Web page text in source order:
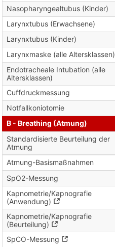
Nasopharyngealtubus (Kinder)
Larynxtubus (Erwachsene)
Larynxtubus (Kinder)
Larynxmaske (alle Altersklassen)
Endotracheale Intubation (alle
Altersklassen)
Cuffdruckmessung
Notfallkoniotomie
B - Breathing (Atmung)
Standardisierte Beurteilung der
Atmung
Atmung-Basismaßnahmen
SpO2-Messung
Kapnometrie/Kapnografie
(Anwendung)
Kapnometrie/Kapnografie
(Beurteilung)
SpCO-Messung